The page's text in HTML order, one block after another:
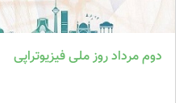
دوم مرداد روز ملی فیزیوتراپی